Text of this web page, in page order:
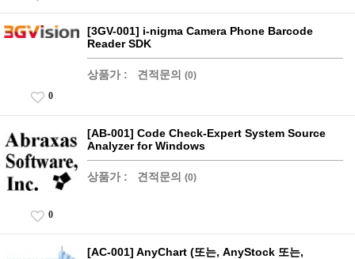
[3GV-001] i-nigma Camera Phone Barcode
Reader SDK
상품가 : 견적문의 (0)
0
[AB-001] Code Check-Expert System Source
Analyzer for Windows
상품가 : 견적문의 (0)
0
[AC-001] AnyChart (또는, AnyStock 또는,